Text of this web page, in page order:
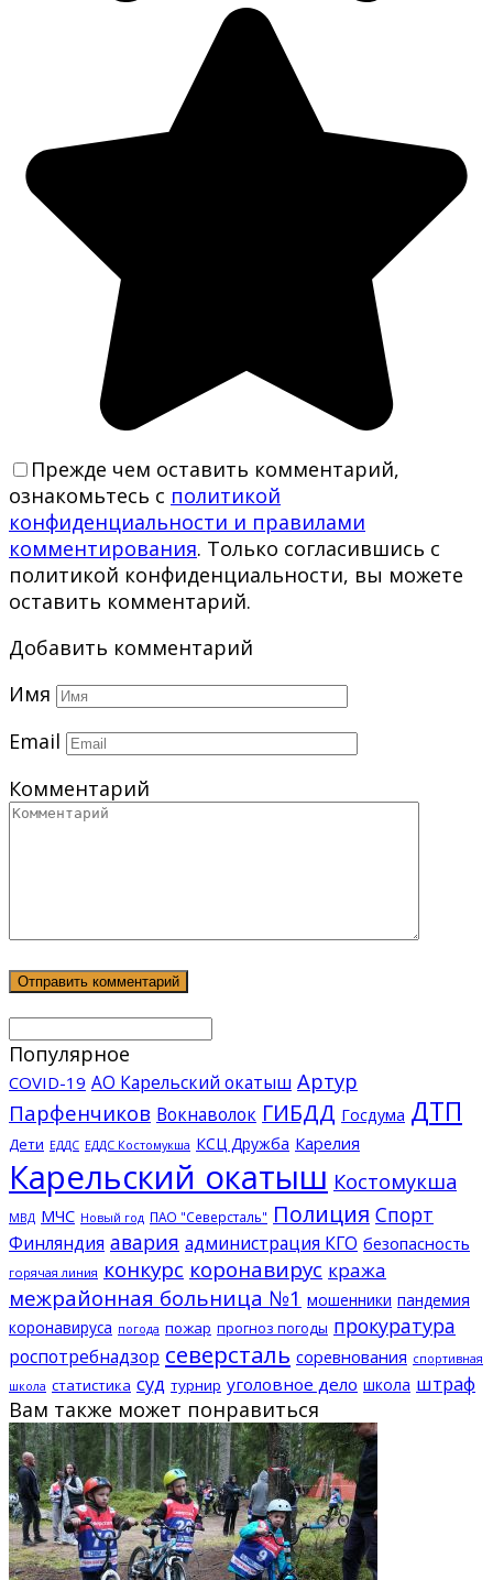
Прежде чем оставить комментарий,
ознакомьтесь с политикой
конфиденциальности и правилами
комментирования. Только согласившись с
политикой конфиденциальности, вы можете
оставить комментарий.
Добавить комментарий
Имя
Email
Комментарий
Популярное
COVID-19 АО Карельский окатыш Артур
Парфенчиков Вокнаволок ГИБДД Госдума ДТП
Дети ЕДДС ЕДДС Костомукша КСЦ Дружба Карелия
Карельский окатыш Костомукша
МВД МЧС Новый год ПАО "Северсталь" Полиция Спорт
Финляндия авария администрация КГО безопасность
горячая линия конкурс коронавирус кража
межрайонная больница №1 мошенники пандемия
коронавируса погода пожар прогноз погоды прокуратура
роспотребнадзор северсталь соревнования спортивная
школа статистика суд турнир уголовное дело школа штраф
Вам также может понравиться